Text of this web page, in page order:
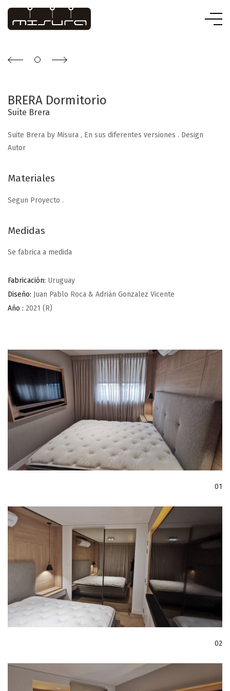
BRERA Dormitorio
Suite Brera
Suite Brera by Misura , En sus diferentes versiones . Design
Autor
Materiales
Segun Proyecto .
Medidas
Se fabrica a medida
Fabricación: Uruguay
Diseño: Juan Pablo Roca & Adrián Gonzalez Vicente
Año : 2021 (R)
01
02